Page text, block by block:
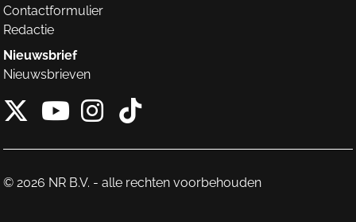
Contactformulier
Redactie
Nieuwsbrief
Nieuwsbrieven
X van NieuwRechts
Instagram van
Tiktok van
© 2026 NR B.V. - alle rechten voorbehouden